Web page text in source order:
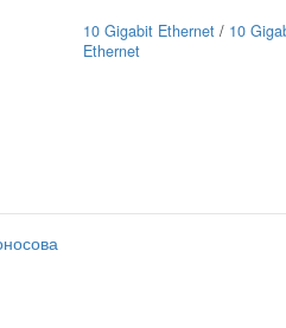
10 Gigabit Ethernet / 10
Ethernet